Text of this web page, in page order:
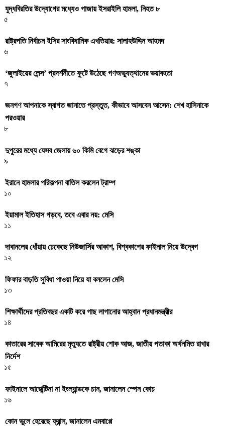
যুদ্ধবিরতির উদ্যোগের মধ্যেও গাজায় ইসরাইলি হামলা, নিহত ৮
৫
রাষ্ট্রপতি নির্বাচন ইসির সাংবিধানিক এখতিয়ার: সালাহউদ্দিন আহমদ
৬
‘জুলাইয়ের লেন্স’ প্রদর্শনীতে ফুটে উঠেছে গণঅভ্যুত্থানের ভয়াবহতা
৭
জনগণ আপনাকে স্বাগত জানাতে প্রস্তুত, কীভাবে আসবেন আসেন: শেখ হাসিনাকে
পরওয়ার
৮
দুপুরের মধ্যে যেসব জেলায় ৬০ কিমি বেগে ঝড়ের শঙ্কা
৯
ইরানে হামলার পরিকল্পনা বাতিল করলেন ট্রাম্প
১০
ইয়ামাল ইতিহাস গড়বে, তবে এবার নয়: মেসি
১১
দাবানলের ধোঁয়ায় ঢেকেছে নিউজার্সির আকাশ, বিশ্বকাপের ফাইনাল নিয়ে উদ্বেগ
১২
ফিফার বাড়তি সুবিধা পাওয়া নিয়ে যা বললেন মেসি
১৩
শিক্ষার্থীদের প্রতিবছর একটি করে গাছ লাগানোর আহ্বান প্রধানমন্ত্রীর
১৪
কাতারের সাবেক আমিরের মৃত্যুতে রাষ্ট্রীয় শোক আজ, জাতীয় পতাকা অর্ধনমিত রাখার
নির্দেশ
১৫
ফাইনালে আর্জেন্টিনা না ইংল্যান্ডকে চান, জানালেন স্পেন কোচ
১৬
কোন ভুলে হেরেছে ফ্রান্স, জানালেন এমবাপ্পে